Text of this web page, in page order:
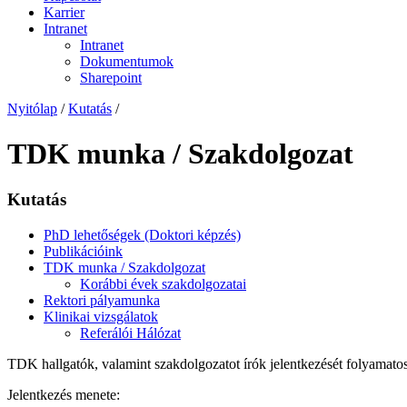
Karrier
Intranet
Intranet
Dokumentumok
Sharepoint
Nyitólap / Kutatás /
TDK munka / Szakdolgozat
Kutatás
PhD lehetőségek (Doktori képzés)
Publikációink
TDK munka / Szakdolgozat
Korábbi évek szakdolgozatai
Rektori pályamunka
Klinikai vizsgálatok
Referálói Hálózat
TDK hallgatók, valamint szakdolgozatot írók jelentkezését
Jelentkezés menete: